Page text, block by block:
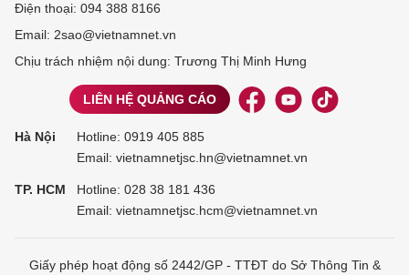
Điện thoại: 094 388 8166
Email: 2sao@vietnamnet.vn
Chịu trách nhiệm nội dung: Trương Thị Minh Hưng
LIÊN HỆ QUẢNG CÁO
Hà Nội Hotline: 0919 405 885
Email: vietnamnetjsc.hn@vietnamnet.vn
TP. HCM Hotline: 028 38 181 436
Email: vietnamnetjsc.hcm@vietnamnet.vn
Giấy phép hoạt động số 2442/GP - TTĐT do Sở Thông Tin &